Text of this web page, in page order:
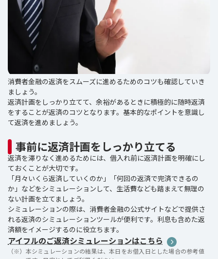
消費者金融の返済をスムーズに進めるためのコツも確認していき
ましょう。
返済計画をしっかり立てて、余裕があるときに積極的に随時返済
をすることが返済のコツとなります。基本的なポイントを意識し
て返済を進めましょう。
事前に返済計画をしっかり立てる
返済を滞りなく進めるためには、借入れ前に返済計画を明確にし
ておくことが大切です。
「月々いくら返済していくのか」「何回の返済で完済できるの
か」などをシミュレーションして、生活費なども踏まえて無理の
ない計画を立てましょう。
シミュレーションの際は、消費者金融の公式サイトなどで提供さ
れる返済のシミュレーションツールが便利です。利息も含めた返
済額をイメージするのに役立ちます。
アイフルのご返済シミュレーションはこちら
（※） 本シミュレーションの結果は、本日をお借入日とした場合の参考値